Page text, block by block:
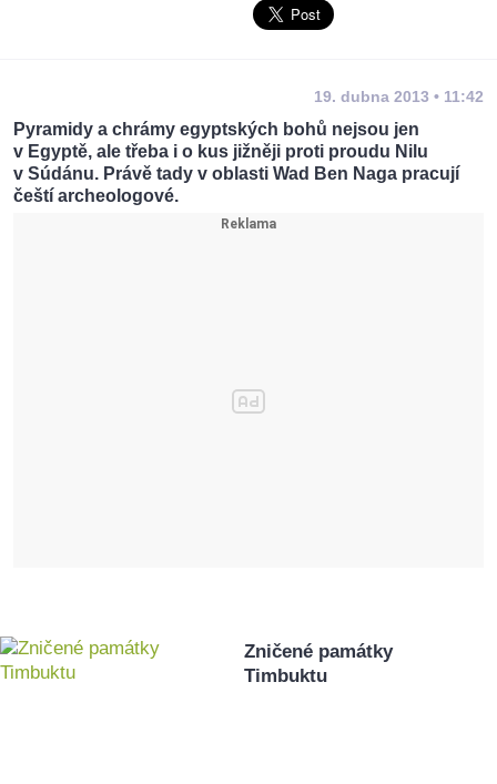
19. dubna 2013 • 11:42
Pyramidy a chrámy egyptských bohů nejsou jen
v Egyptě, ale třeba i o kus jižněji proti proudu Nilu
v Súdánu. Právě tady v oblasti Wad Ben Naga pracují
čeští archeologové.
Zničené památky
Timbuktu